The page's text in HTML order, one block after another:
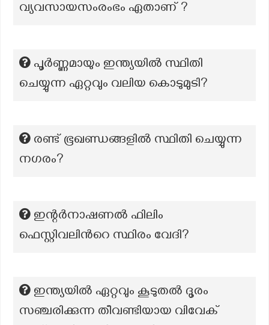
വ്യവസായസംരംഭം ഏതാണ് ?
പൂർണ്ണമായും ഇന്ത്യയിൽ സ്ഥിതി
ചെയ്യുന്ന ഏറ്റവും വലിയ കൊടുമുടി?
രണ്ട് ഭൂഖണ്ഡങ്ങളിൽ സ്ഥിതി ചെയ്യുന്ന
നഗരം?
ഇന്റർനാഷണൽ ഫിലിം
ഫെസ്റ്റിവലിന്‍റെ സ്ഥിരം വേദി?
ഇന്ത്യയിൽ ഏറ്റവും കൂടുതൽ ദൂരം
സഞ്ചരിക്കുന്ന തീവണ്ടിയായ വിവേക്